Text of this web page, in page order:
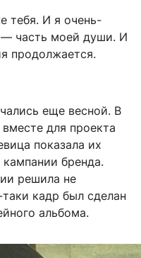
тебя. И я очень-
часть моей души. И
продолжается.
еще весной. В
для проекта
показала их
бренда.
решила не
кадр был сделан
альбома.